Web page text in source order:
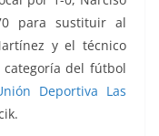
para sustituir al
y el técnico
del fútbol
Deportiva Las